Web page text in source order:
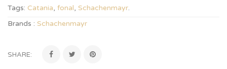
Tags: Catania, fonal, Schachenmayr.
Brands : Schachenmayr
SHARE: